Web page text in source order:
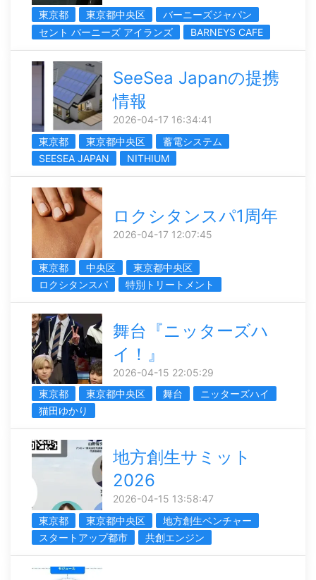
東京都
東京都中央区
バーニーズジャパン
セント バーニーズ アイランズ
BARNEYS CAFE
SeeSea Japanの提携
情報
2026-04-17 16:34:41
東京都
東京都中央区
蓄電システム
SEESEA JAPAN
NITHIUM
ロクシタンスパ1周年
2026-04-17 12:07:45
東京都 中央区
東京都中央区
ロクシタンスパ
特別トリートメント
舞台『ニッターズハ
イ！』
2026-04-15 22:05:29
東京都
東京都中央区 舞台
ニッターズハイ
猫田ゆかり
地方創生サミット
2026
2026-04-15 13:58:47
東京都
東京都中央区
地方創生ベンチャー
スタートアップ都市
共創エンジン